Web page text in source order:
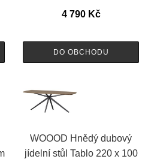
4 790 Kč
DO OBCHODU
WOOOD Hnědý dubový
jídelní stůl Tablo 220 x 100